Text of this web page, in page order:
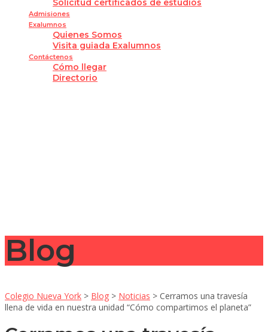
Solicitud certificados de estudios
Admisiones
Exalumnos
Quienes Somos
Visita guiada Exalumnos
Contáctenos
Cómo llegar
Directorio
Blog
Colegio Nueva York > Blog > Noticias > Cerramos una travesía
llena de vida en nuestra unidad “Cómo compartimos el planeta”